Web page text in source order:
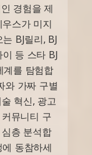
경험을 제
스가 미지
BJ릴리, BJ
이 등 스타 BJ
계를 탐험합
와 가짜 구별
혁신, 광고
뮤니티 구
층 분석합
동참하세